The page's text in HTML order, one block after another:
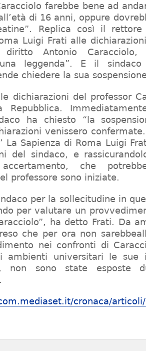
farebbe bene ad
di 16 anni, oppure
Replica così il rettore
Luigi Frati alle
diritto Antonio
leggenda”. E il
chiedere la sua
dichiarazioni del professor
Repubblica.
ha chiesto “la
venissero
La Sapienza di Roma Luigi
del sindaco, e
che
professore sono iniziate.
per la sollecitudine in
per valutare un
ha detto Frati. Da
che per ora non
nei confronti di
ambienti universitari le sue
non sono state esposte
cronaca/